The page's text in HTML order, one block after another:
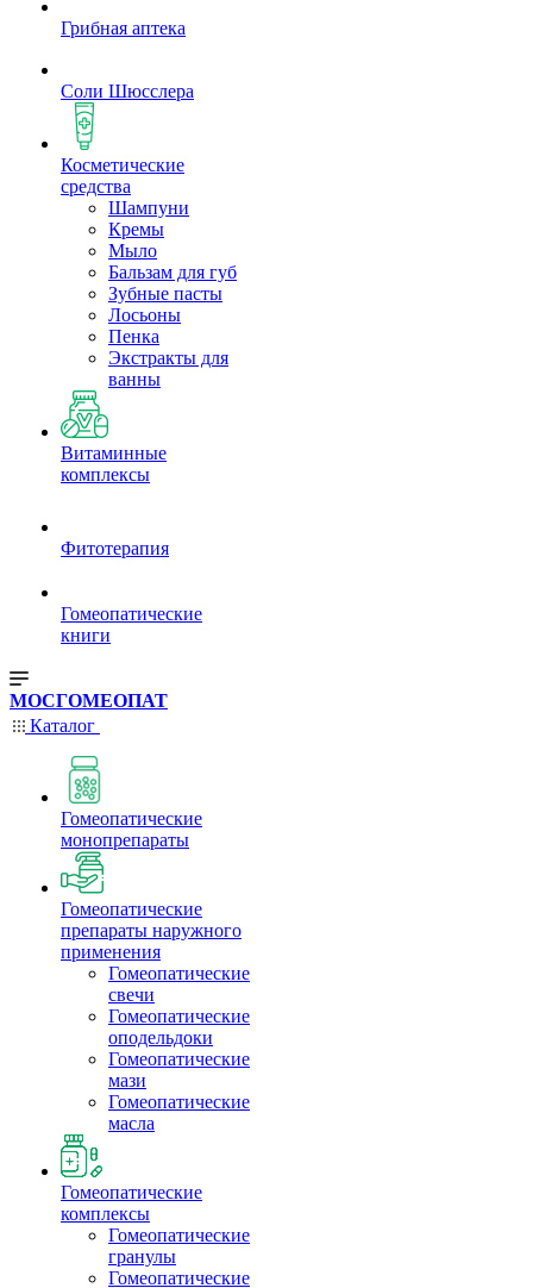
Грибная аптека
Соли Шюсслера
Косметические
средства
Шампуни
Кремы
Мыло
Бальзам для губ
Зубные пасты
Лосьоны
Пенка
Экстракты для
ванны
Витаминные
комплексы
Фитотерапия
Гомеопатические
книги
МОСГОМЕОПАТ
Каталог
Гомеопатические
монопрепараты
Гомеопатические
препараты наружного
применения
Гомеопатические
свечи
Гомеопатические
оподельдоки
Гомеопатические
мази
Гомеопатические
масла
Гомеопатические
комплексы
Гомеопатические
гранулы
Гомеопатические